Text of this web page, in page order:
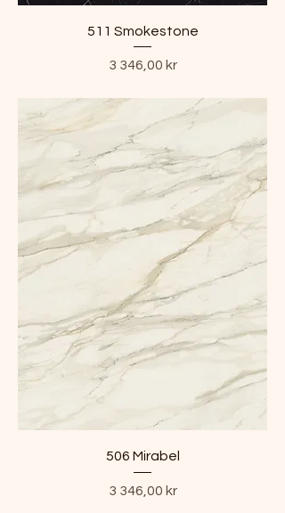
511 Smokestone
Pris
3 346,00 kr
506 Mirabel
Pris
3 346,00 kr